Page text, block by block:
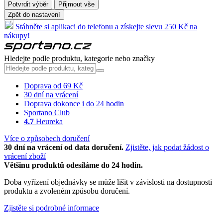
Potvrdit výběr
Přijmout vše
Zpět do nastavení
Stáhněte si aplikaci do telefonu a získejte slevu 250 Kč na
nákupy!
Hledejte podle produktu, kategorie nebo značky
Doprava od 69 Kč
30 dní na vrácení
Doprava dokonce i do 24 hodin
Sportano Club
4.7 Heureka
Více o způsobech doručení
30 dní na vrácení od data doručení. Zjistěte, jak podat žádost o
vrácení zboží
Většinu produktů odesíláme do 24 hodin.
Doba vyřízení objednávky se může lišit v závislosti na dostupnosti
produktu a zvoleném způsobu doručení.
Zjistěte si podrobné informace